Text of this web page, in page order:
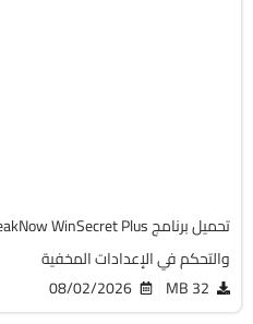
والتحكم في الإعدادات المخفية
32 MB
08/02/2026